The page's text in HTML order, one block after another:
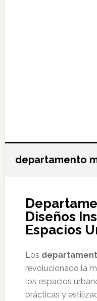
departamento
Diseños
Espacios
Los
revolucionado la
los espacios
prácticas y